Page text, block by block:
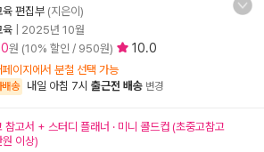
육 편집부 (지은이)
육
2025년 10월
원 (10% 할인 / 950원) 10.0
페이지에서 분철 선택 가능
배송 내일 아침 7시 출근전 배송 변경
참고서 + 스터디 플래너 · 미니 콜드컵 (초중고참고
이상)